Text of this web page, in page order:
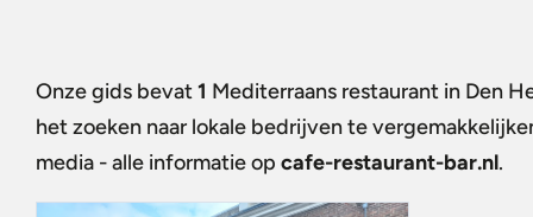
Onze gids bevat1 Mediterraans restaurant in Den
het zoeken naar lokale bedrijven te
media - alle informatie op cafe-restaurant-bar.nl.